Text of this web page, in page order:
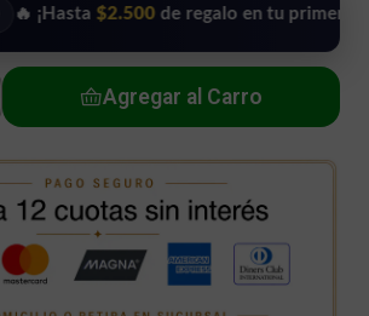
$2.500de regalo en tu primera
Agregar al Carro